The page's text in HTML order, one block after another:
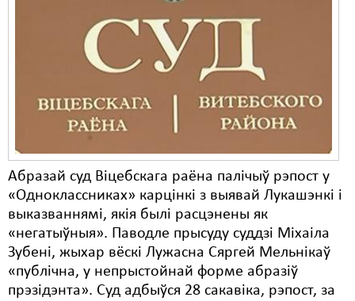
Абразай суд Віцебскага раёна палічыў рэпост у
«Одноклассниках» карцінкі з выявай Лукашэнкі і
выказваннямі, якія былі расцэнены як
«негатыўныя». Паводле прысуду суддзі Міхаіла
Зубені, жыхар вёскі Лужасна Сяргей Мельнікаў
«публічна, у непрыстойнай форме абразіў
прэзідэнта». Суд адбыўся 28 сакавіка, рэпост, за
Карная псыхіятрыя
Культурныя правы
ЛПП
Мігранты
Мірныя сходы
Палітвязьні
Праваабаронцы